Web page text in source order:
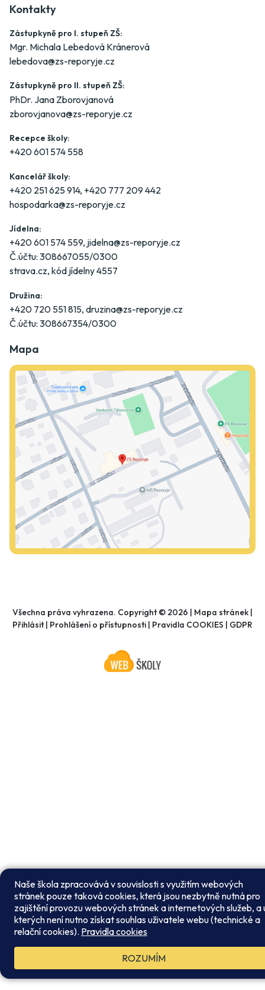
Kontakty
Zástupkyně pro I. stupeň ZŠ:
Mgr. Michala Lebedová Kránerová
lebedova@zs-reporyje.cz
Zástupkyně pro II. stupeň ZŠ:
PhDr. Jana Zborovjanová
zborovjanova@zs-reporyje.cz
Recepce školy:
+420 601 574 558
Kancelář školy:
+420 251 625 914, +420 777 209 442
hospodarka@zs-reporyje.cz
Jídelna:
+420 601 574 559, jidelna@zs-reporyje.cz
Č.účtu: 308667055/0300
strava.cz, kód jídelny 4557
Družina:
+420 720 551 815, druzina@zs-reporyje.cz
Č.účtu: 308667354/0300
Mapa
Všechna práva vyhrazena. Copyright © 2026 | Mapa stránek
Přihlásit| Prohlášení o přístupnosti Pravidla COOKIES GDPR
Naše škola zpracovává v souvislosti s využitím webových
stránek pouze taková cookies, která jsou nezbytně nutná pro
zajištění provozu webových stránek a internetových služeb, a
kterých není nutno získat souhlas uživatele webu (technické a
relační cookies). Pravidla cookies
ROZUMÍM